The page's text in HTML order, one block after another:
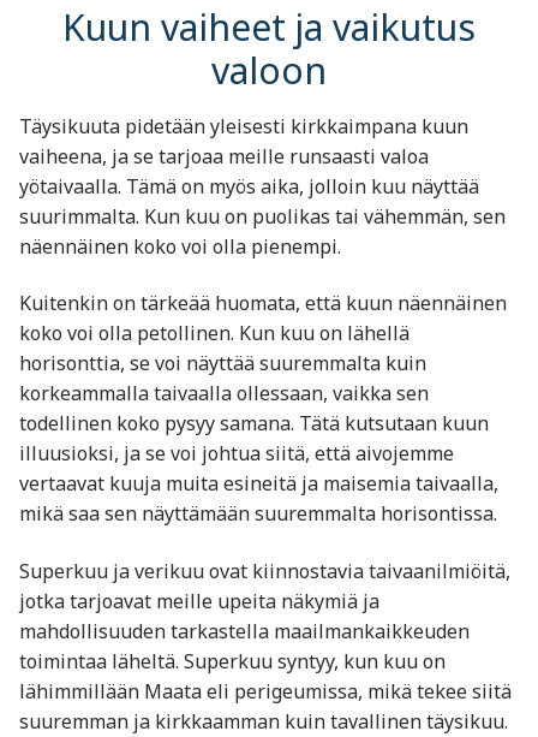
Kuun vaiheet ja vaikutus
valoon
Täysikuuta pidetään yleisesti kirkkaimpana kuun
vaiheena, ja se tarjoaa meille runsaasti valoa
yötaivaalla. Tämä on myös aika, jolloin kuu näyttää
suurimmalta. Kun kuu on puolikas tai vähemmän, sen
näennäinen koko voi olla pienempi.
Kuitenkin on tärkeää huomata, että kuun näennäinen
koko voi olla petollinen. Kun kuu on lähellä
horisonttia, se voi näyttää suuremmalta kuin
korkeammalla taivaalla ollessaan, vaikka sen
todellinen koko pysyy samana. Tätä kutsutaan kuun
illuusioksi, ja se voi johtua siitä, että aivojemme
vertaavat kuuja muita esineitä ja maisemia taivaalla,
mikä saa sen näyttämään suuremmalta horisontissa.
Superkuu ja verikuu ovat kiinnostavia taivaanilmiöitä,
jotka tarjoavat meille upeita näkymiä ja
mahdollisuuden tarkastella maailmankaikkeuden
toimintaa läheltä. Superkuu syntyy, kun kuu on
lähimmillään Maata eli perigeumissa, mikä tekee siitä
suuremman ja kirkkaamman kuin tavallinen täysikuu.